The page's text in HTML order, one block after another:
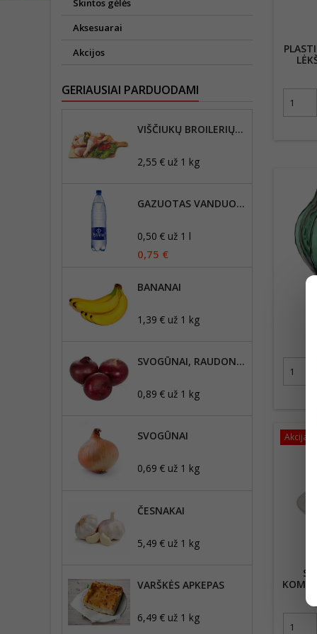
Skintos gėlės
Aksesuarai
Akcijos
GERIAUSIAI PARDUODAMI
VIŠČIUKŲ BROILERIŲ BLAUZDELĖS
2,55 € už 1 kg
GAZUOTAS VANDUO VYTAUTAS, 1,5L
0,50 € už 1 l
0,75 €
BANANAI
1,39 € už 1 kg
SVOGŪNAI, RAUDONIEJI
0,89 € už 1 kg
SVOGŪNAI
0,69 € už 1 kg
ČESNAKAI
5,49 € už 1 kg
VARŠKĖS APKEPAS
6,49 € už 1 kg
Akcija!